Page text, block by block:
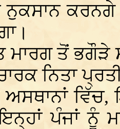
ਨੁਕਸਾਨ ਕਰਨਗੇ
ਮਾਰਗ ਤੋਂ ਭਗੌੜੇ
ਨਿਤਾ
ਵਿੱਚ,
ਪੰਜਾਂ ਨੂੰ